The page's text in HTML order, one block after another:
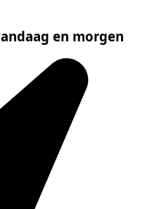
en morgen